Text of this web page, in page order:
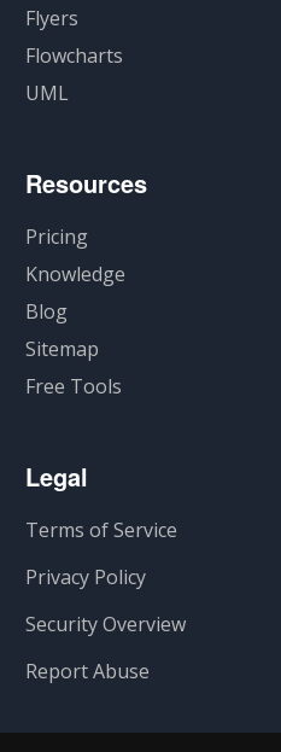
Flyers
Flowcharts
UML
Resources
Pricing
Knowledge
Blog
Sitemap
Free Tools
Legal
Terms of Service
Privacy Policy
Security Overview
Report Abuse